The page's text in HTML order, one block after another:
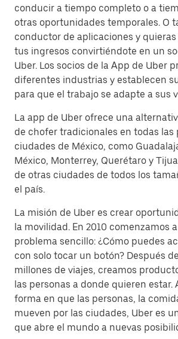
conducir a tiempo completo o a
otras oportunidades temporales. O
conductor de aplicaciones y
tus ingresos convirtiéndote en un
Uber. Los socios de la App de Uber
diferentes industrias y establecen
para que el trabajo se adapte a sus
La app de Uber ofrece una
de chofer tradicionales en todas las
ciudades de México, como
México, Monterrey, Querétaro y
de otras ciudades de todos los
el país.
La misión de Uber es crear
la movilidad. En 2010 comenzamos
problema sencillo: ¿Cómo puedes
con solo tocar un botón? Después
millones de viajes, creamos
las personas a donde quieren estar.
forma en que las personas, la
mueven por las ciudades, Uber es
que abre el mundo a nuevas